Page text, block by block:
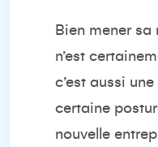
Bien mener
n’est
c’est aussi
certaine
nouvelle